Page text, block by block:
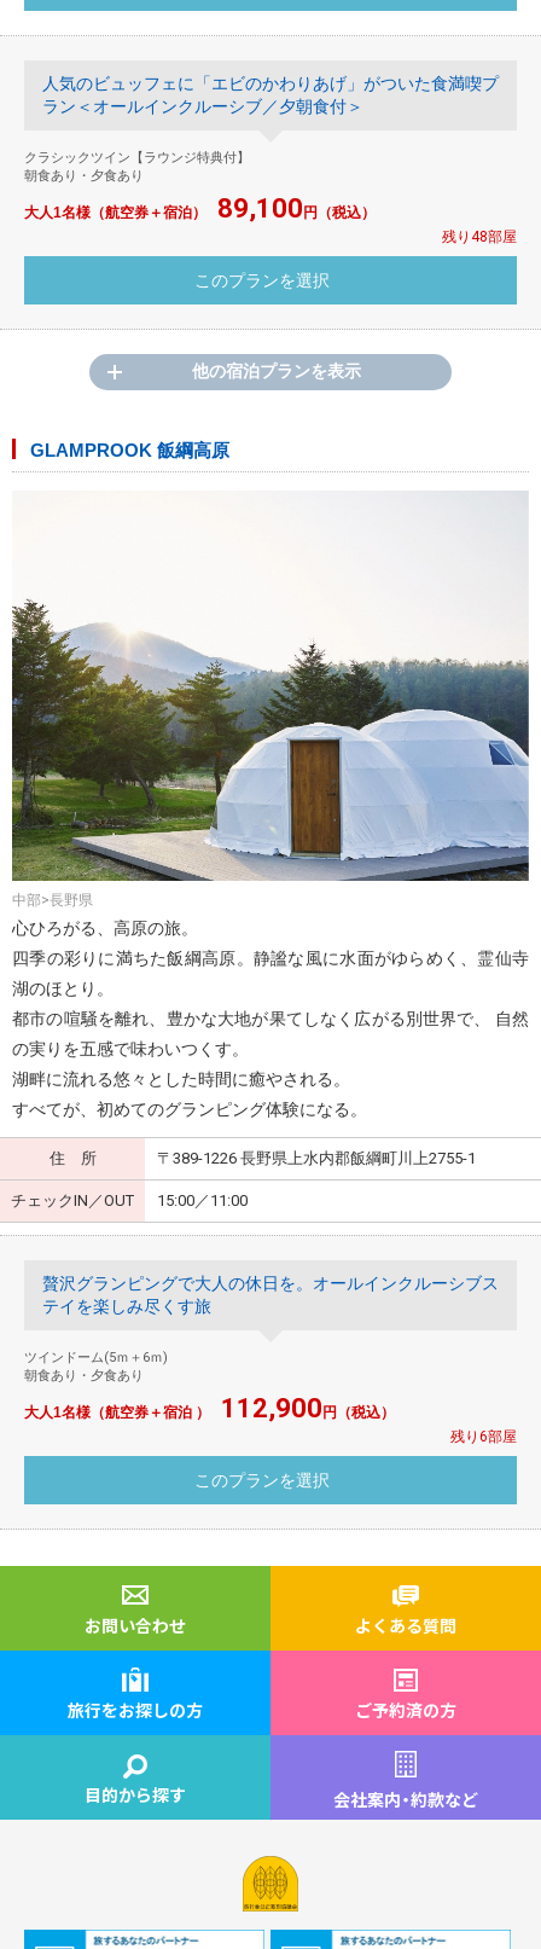
人気のビュッフェに「エビのかわりあげ」がついた食満喫プ
ラン＜オールインクルーシブ／夕朝食付＞
クラシックツイン【ラウンジ特典付】
朝食あり・夕食あり
大人1名様（航空券＋宿泊） 89,100円（税込）
残り48部屋
他の宿泊プランを表示
GLAMPROOK 飯綱高原
中部>長野県
心ひろがる、高原の旅。
四季の彩りに満ちた飯綱高原。静謐な風に水面がゆらめく、霊仙寺
湖のほとり。
都市の喧騒を離れ、豊かな大地が果てしなく広がる別世界で、 自然
の実りを五感で味わいつくす。
湖畔に流れる悠々とした時間に癒やされる。
すべてが、初めてのグランピング体験になる。
住 所 〒389-1226 長野県上水内郡飯綱町川上2755-1
チェックIN／OUT 15:00／11:00
贅沢グランピングで大人の休日を。オールインクルーシブス
テイを楽しみ尽くす旅
ツインドーム(5ｍ＋6ｍ)
朝食あり・夕食あり
大人1名様（航空券＋宿泊 ） 112,900円（税込）
残り6部屋
お問い合わせ よくある質問
旅行をお探しの方 ご予約済の方
目的から探す 会社案内・約款など